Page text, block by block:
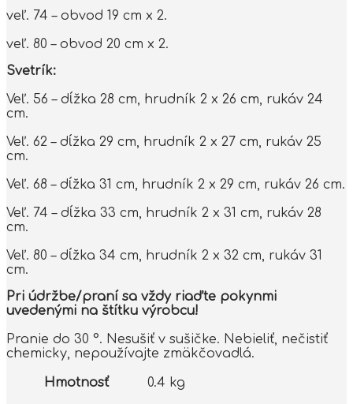
veľ. 74 – obvod 19 cm x 2.
veľ. 80 – obvod 20 cm x 2.
Svetrík:
Veľ. 56 – dĺžka 28 cm, hrudník 2 x 26 cm, rukáv 24
cm.
Veľ. 62 – dĺžka 29 cm, hrudník 2 x 27 cm, rukáv 25
cm.
Veľ. 68 – dĺžka 31 cm, hrudník 2 x 29 cm, rukáv 26 cm.
Veľ. 74 – dĺžka 33 cm, hrudník 2 x 31 cm, rukáv 28
cm.
Veľ. 80 – dĺžka 34 cm, hrudník 2 x 32 cm, rukáv 31
cm.
Pri údržbe/praní sa vždy riaďte pokynmi
uvedenými na štítku výrobcu!
Pranie do 30 °. Nesušiť v sušičke. Nebieliť, nečistiť
chemicky, nepoužívajte zmäkčovadlá.
Hmotnosť 0.4 kg